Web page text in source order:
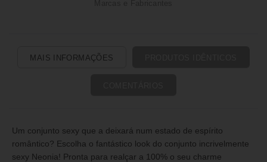
MAIS INFORMAÇÕES
Um conjunto sexy que a deixará num estado de espírito
romântico? Escolha o fantástico look do conjunto incrivelmente
sexy Neonia! Pronta para realçar a 100% o seu charme